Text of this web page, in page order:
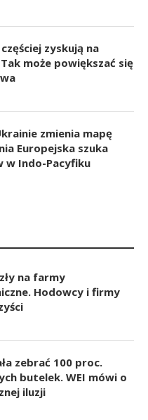
zyskują na
może powiększać się
zmienia mapę
Europejska szuka
w Indo-Pacyfiku
na farmy
Hodowcy i firmy
zebrać 100 proc.
butelek. WEI mówi o
iluzji